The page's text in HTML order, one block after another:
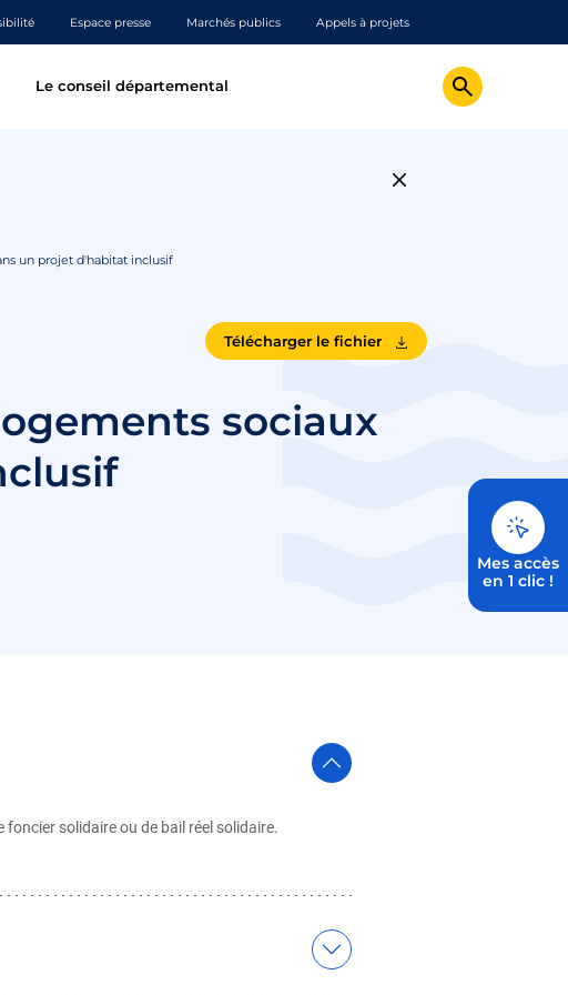
Espace presse Marchés publics Appels à projets
Mes accès
en 1 clic !
Le conseil départemental
un projet d'habitat inclusif
sociaux
Télécharger le fichier
solidaire ou de bail réel solidaire.